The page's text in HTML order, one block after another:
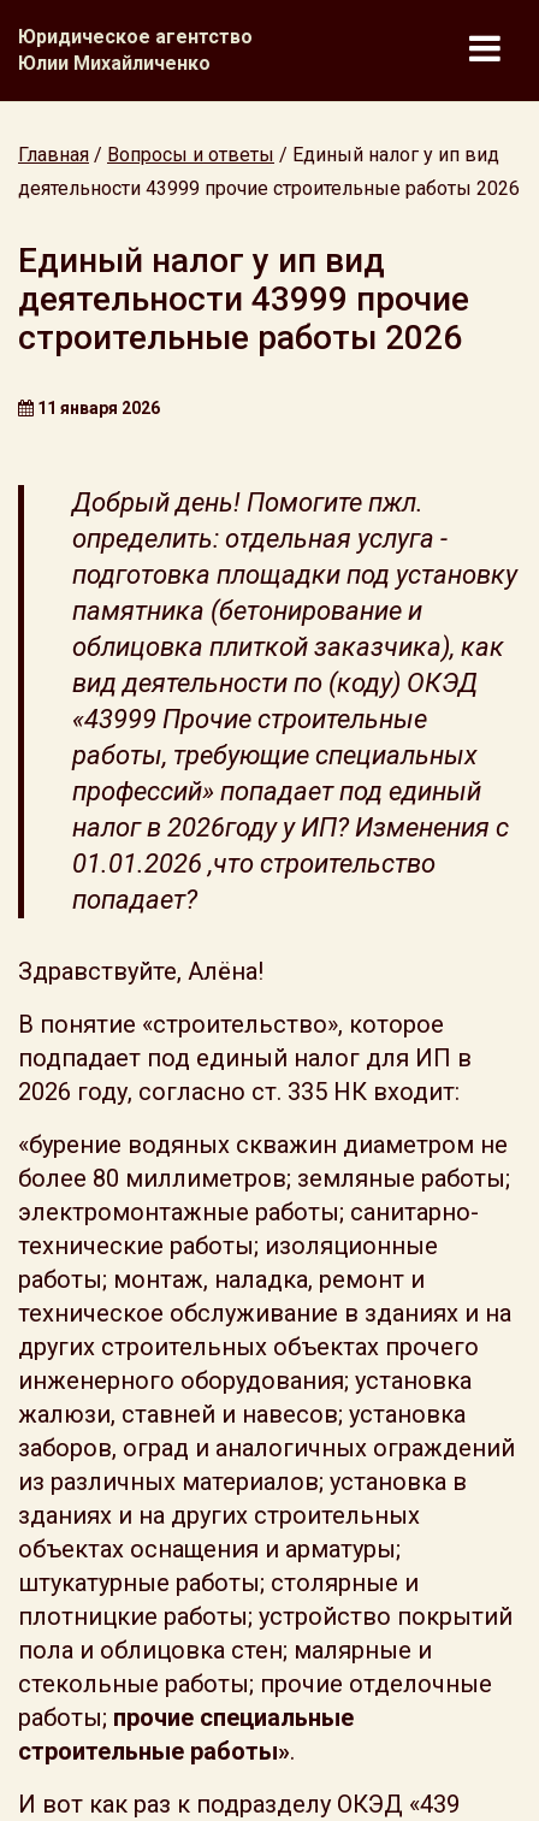
Юридическое агентство
Юлии Михайличенко
Главная / Вопросы и ответы / Единый налог у ип вид
деятельности 43999 прочие строительные работы 2026
Единый налог у ип вид
деятельности 43999 прочие
строительные работы 2026
11 января 2026
Добрый день! Помогите пжл.
определить: отдельная услуга -
подготовка площадки под установку
памятника (бетонирование и
облицовка плиткой заказчика), как
вид деятельности по (коду) ОКЭД
«43999 Прочие строительные
работы, требующие специальных
профессий» попадает под единый
налог в 2026году у ИП? Изменения с
01.01.2026 ,что строительство
попадает?
Здравствуйте, Алёна!
В понятие «строительство», которое
подпадает под единый налог для ИП в
2026 году, согласно ст. 335 НК входит:
«бурение водяных скважин диаметром не
более 80 миллиметров; земляные работы;
электромонтажные работы; санитарно-
технические работы; изоляционные
работы; монтаж, наладка, ремонт и
техническое обслуживание в зданиях и на
других строительных объектах прочего
инженерного оборудования; установка
жалюзи, ставней и навесов; установка
заборов, оград и аналогичных ограждений
из различных материалов; установка в
зданиях и на других строительных
объектах оснащения и арматуры;
штукатурные работы; столярные и
плотницкие работы; устройство покрытий
пола и облицовка стен; малярные и
стекольные работы; прочие отделочные
работы; прочие специальные
строительные работы».
И вот как раз к подразделу ОКЭД «439